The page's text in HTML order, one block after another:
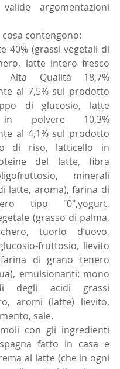
argomentazioni
contengono:
40% (grassi vegetali di
latte intero fresco
Alta Qualità 18,7%
al 7,5% sul prodotto
di glucosio, latte
in polvere 10,3%
al 4,1% sul prodotto
di riso, latticello in
del latte, fibra
minerali
latte, aroma), farina di
tipo "0",yogurt,
(grasso di palma,
tuorlo d’uovo,
fruttosio, lievito
di grano tenero
emulsionanti: mono
degli acidi grassi
aromi (latte) lievito,
sale.
con gli ingredienti
fatto in casa e
al latte (che in ogni